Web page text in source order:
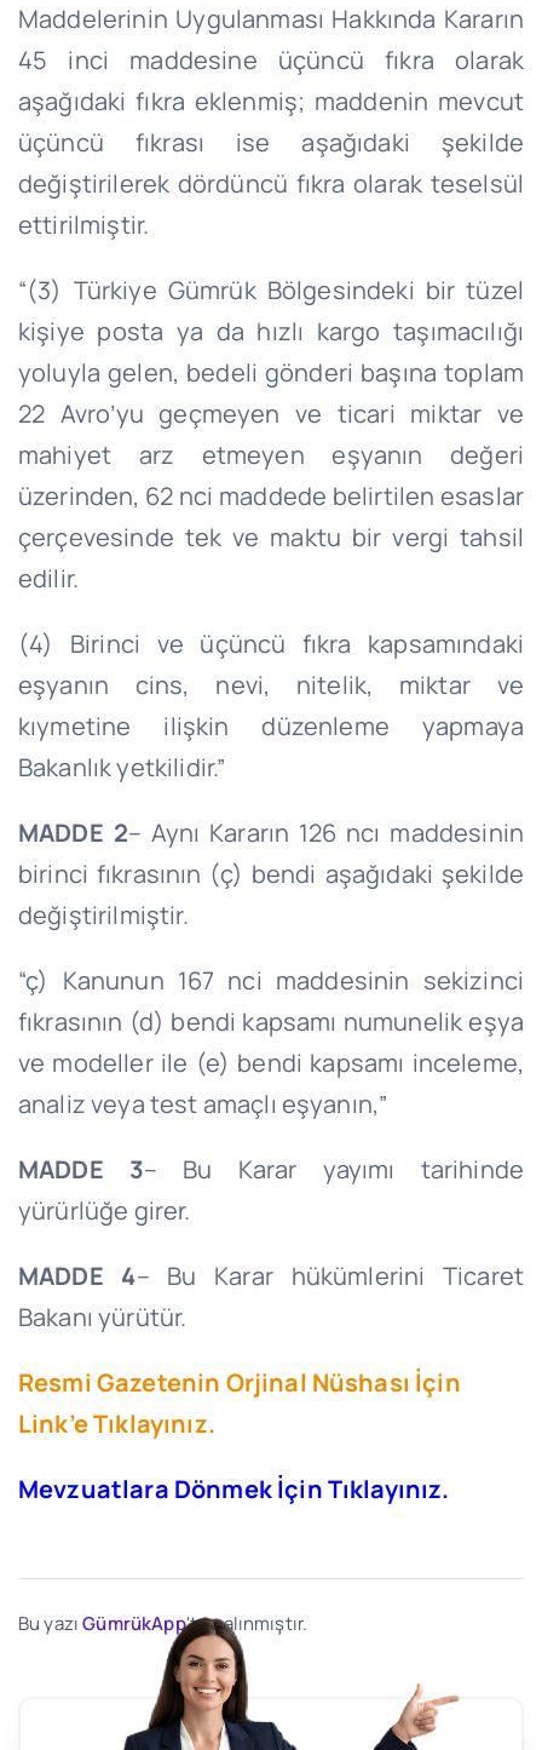
Maddelerinin Uygulanması Hakkında Kararın
45 inci maddesine üçüncü fıkra olarak
aşağıdaki fıkra eklenmiş; maddenin mevcut
üçüncü fıkrası ise aşağıdaki şekilde
değiştirilerek dördüncü fıkra olarak teselsül
ettirilmiştir.
“(3) Türkiye Gümrük Bölgesindeki bir tüzel
kişiye posta ya da hızlı kargo taşımacılığı
yoluyla gelen, bedeli gönderi başına toplam
22 Avro’yu geçmeyen ve ticari miktar ve
mahiyet arz etmeyen eşyanın değeri
üzerinden, 62 nci maddede belirtilen esaslar
çerçevesinde tek ve maktu bir vergi tahsil
edilir.
(4) Birinci ve üçüncü fıkra kapsamındaki
eşyanın cins, nevi, nitelik, miktar ve
kıymetine ilişkin düzenleme yapmaya
Bakanlık yetkilidir.”
MADDE 2– Aynı Kararın 126 ncı maddesinin
birinci fıkrasının (ç) bendi aşağıdaki şekilde
değiştirilmiştir.
“ç) Kanunun 167 nci maddesinin sekizinci
fıkrasının (d) bendi kapsamı numunelik eşya
ve modeller ile (e) bendi kapsamı inceleme,
analiz veya test amaçlı eşyanın,”
MADDE 3– Bu Karar yayımı tarihinde
yürürlüğe girer.
MADDE 4– Bu Karar hükümlerini Ticaret
Bakanı yürütür.
Resmi Gazetenin Orjinal Nüshası İçin
Link’e Tıklayınız.
Mevzuatlara Dönmek İçin Tıklayınız.
Bu yazıGümrükApp'ten alınmıştır.